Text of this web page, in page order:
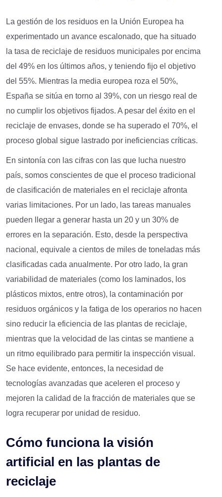
La gestión de los residuos en la Unión Europea ha
experimentado un avance escalonado, que ha situado
la tasa de reciclaje de residuos municipales por encima
del 49% en los últimos años, y teniendo fijo el objetivo
del 55%. Mientras la media europea roza el 50%,
España se sitúa en torno al 39%, con un riesgo real de
no cumplir los objetivos fijados. A pesar del éxito en el
reciclaje de envases, donde se ha superado el 70%, el
proceso global sigue lastrado por ineficiencias críticas.
En sintonía con las cifras con las que lucha nuestro
país, somos conscientes de que el proceso tradicional
de clasificación de materiales en el reciclaje afronta
varias limitaciones. Por un lado, las tareas manuales
pueden llegar a generar hasta un 20 y un 30% de
errores en la separación. Esto, desde la perspectiva
nacional, equivale a cientos de miles de toneladas más
clasificadas cada anualmente. Por otro lado, la gran
variabilidad de materiales (como los laminados, los
plásticos mixtos, entre otros), la contaminación por
residuos orgánicos y la fatiga de los operarios no hacen
sino reducir la eficiencia de las plantas de reciclaje,
mientras que la velocidad de las cintas se mantiene a
un ritmo equilibrado para permitir la inspección visual.
Se hace evidente, entonces, la necesidad de
tecnologías avanzadas que aceleren el proceso y
mejoren la calidad de la fracción de materiales que se
logra recuperar por unidad de residuo.
Cómo funciona la visión
artificial en las plantas de
reciclaje